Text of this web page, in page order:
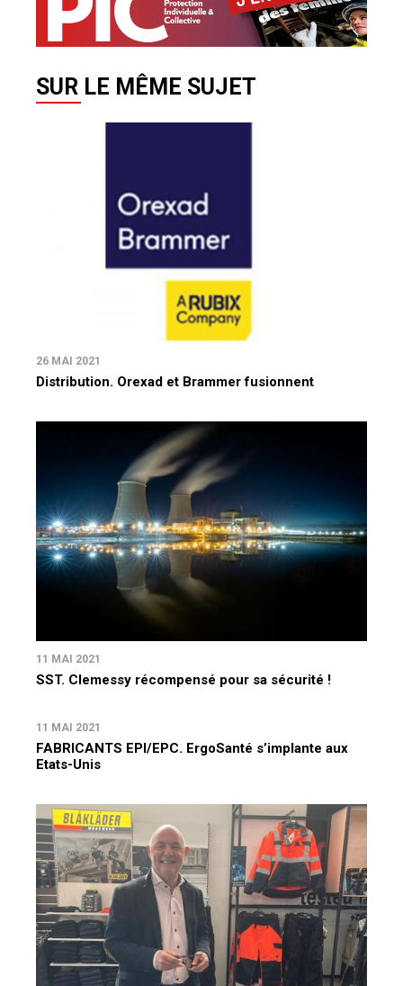
SUR LE MÊME SUJET
26 MAI 2021
Distribution. Orexad et Brammer fusionnent
11 MAI 2021
SST. Clemessy récompensé pour sa sécurité !
11 MAI 2021
FABRICANTS EPI/EPC. ErgoSanté s’implante aux
Etats-Unis